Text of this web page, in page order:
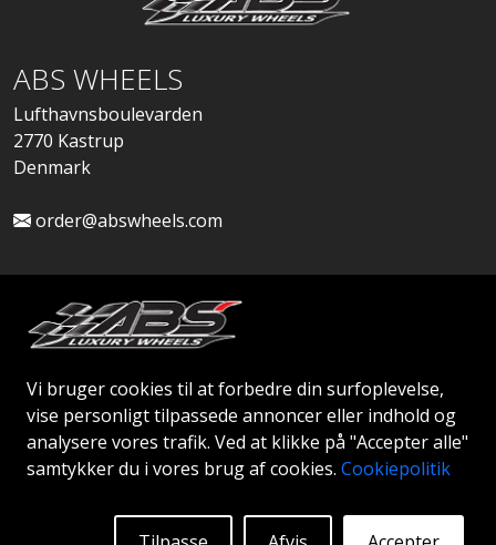
Vi bruger cookies til at forbedre din surfoplevelse,
vise personligt tilpassede annoncer eller indhold og
analysere vores trafik. Ved at klikke på "Accepter alle"
samtykker du i vores brug af cookies. Cookiepolitik
ABS WHEELS
Lufthavnsboulevarden
2770 Kastrup
Denmark
order@abswheels.com
Ansøg om Firmakonto